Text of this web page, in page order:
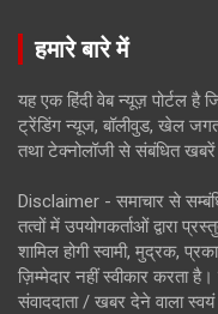
हमारे बारे में
यह एक हिंदी वेब न्यूज़ पोर्टल है
ट्रेंडिंग न्यूज, बॉलीवुड, खेल
तथा टेक्नोलॉजी से संबंधित खबरें
Disclaimer - समाचार से
तत्वों में उपयोगकर्ताओं द्वारा
शामिल होगी स्वामी, मुद्रक,
ज़िम्मेदार नहीं स्वीकार करता
संवाददाता / खबर देने वाला